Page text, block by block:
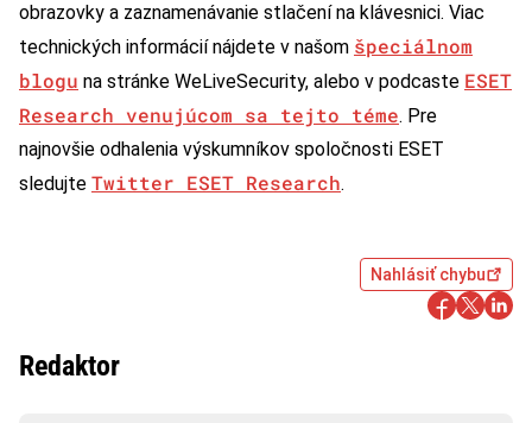
obrazovky a zaznamenávanie stlačení na klávesnici. Viac
technických informácií nájdete v našom špeciálnom
blogu na stránke WeLiveSecurity, alebo v podcaste ESET
Research venujúcom sa tejto téme. Pre
najnovšie odhalenia výskumníkov spoločnosti ESET
sledujte Twitter ESET Research.
Nahlásiť chybu
Redaktor